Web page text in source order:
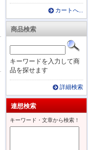
カートへ...
商品検索
キーワードを入力して商
品を探せます
詳細検索
連想検索
キーワード・文章から検索！